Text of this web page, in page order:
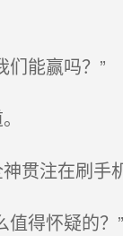
能赢吗？”
贯注在刷手机
得怀疑的？”